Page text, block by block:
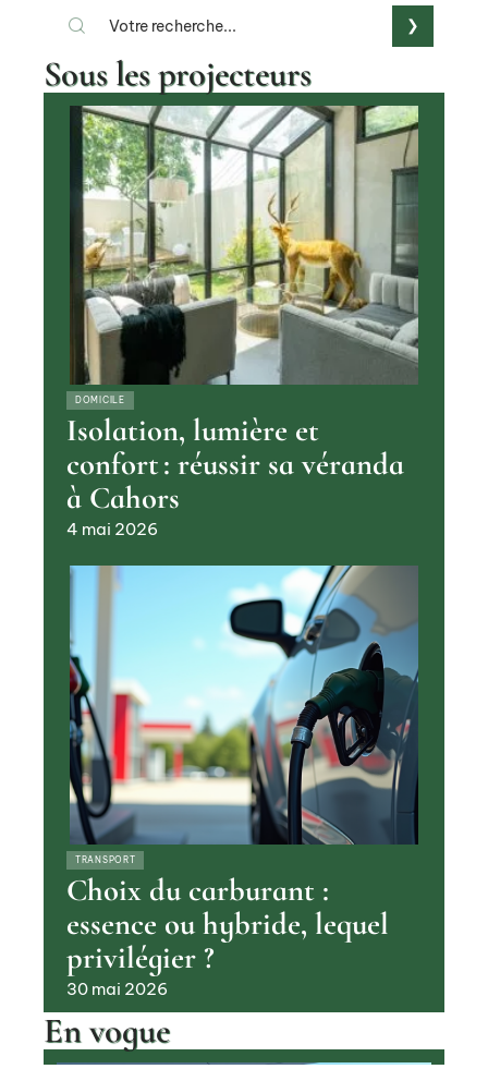
Sous les projecteurs
DOMICILE
Isolation, lumière et
confort : réussir sa véranda
à Cahors
4 mai 2026
TRANSPORT
Choix du carburant :
essence ou hybride, lequel
privilégier ?
30 mai 2026
En vogue